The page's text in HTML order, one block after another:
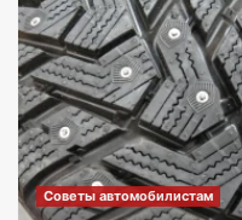
Советы автомобилистам